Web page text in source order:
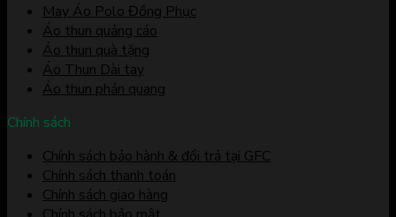
May Áo Polo Đồng Phục
Áo thun quảng cáo
Áo thun quà tặng
Áo Thun Dài tay
Áo thun phản quang
Chính sách
Chính sách bảo hành & đổi trả tại GFC
Chính sách thanh toán
Chính sách giao hàng